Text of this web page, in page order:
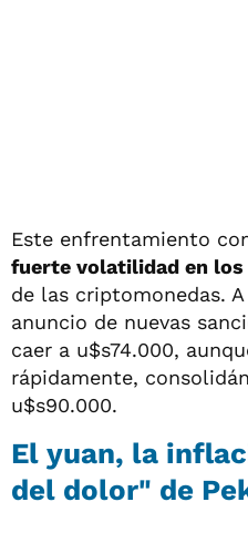
Este enfrentamiento
fuerte volatilidad en los
de las criptomonedas.
anuncio de nuevas
caer a u$s74.000,
rápidamente,
u$s90.000.
El yuan, la
del dolor" de